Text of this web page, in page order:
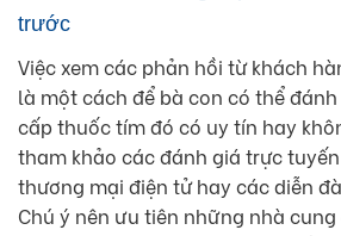
trước
Việc xem các phản hồi từ khách
là một cách để bà con có thể
cấp thuốc tím đó có uy tín hay
tham khảo các đánh giá trực
thương mại điện tử hay các diễn
Chú ý nên ưu tiên những nhà